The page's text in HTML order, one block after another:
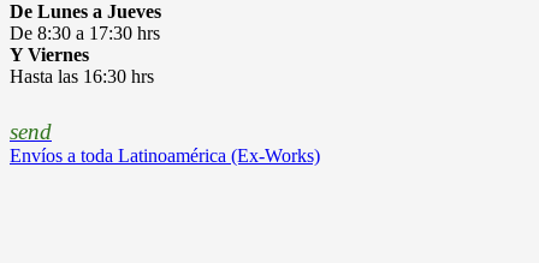
De Lunes a Jueves
De 8:30 a 17:30 hrs
Y Viernes
Hasta las 16:30 hrs
send
Envíos a toda Latinoamérica (Ex-Works)